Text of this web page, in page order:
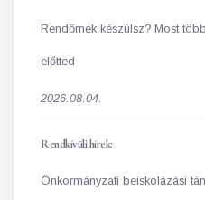
Rendőrnek készülsz? Most
előtted
2026.08.04.
Rendkívüli hírek:
Önkormányzati beiskolázási